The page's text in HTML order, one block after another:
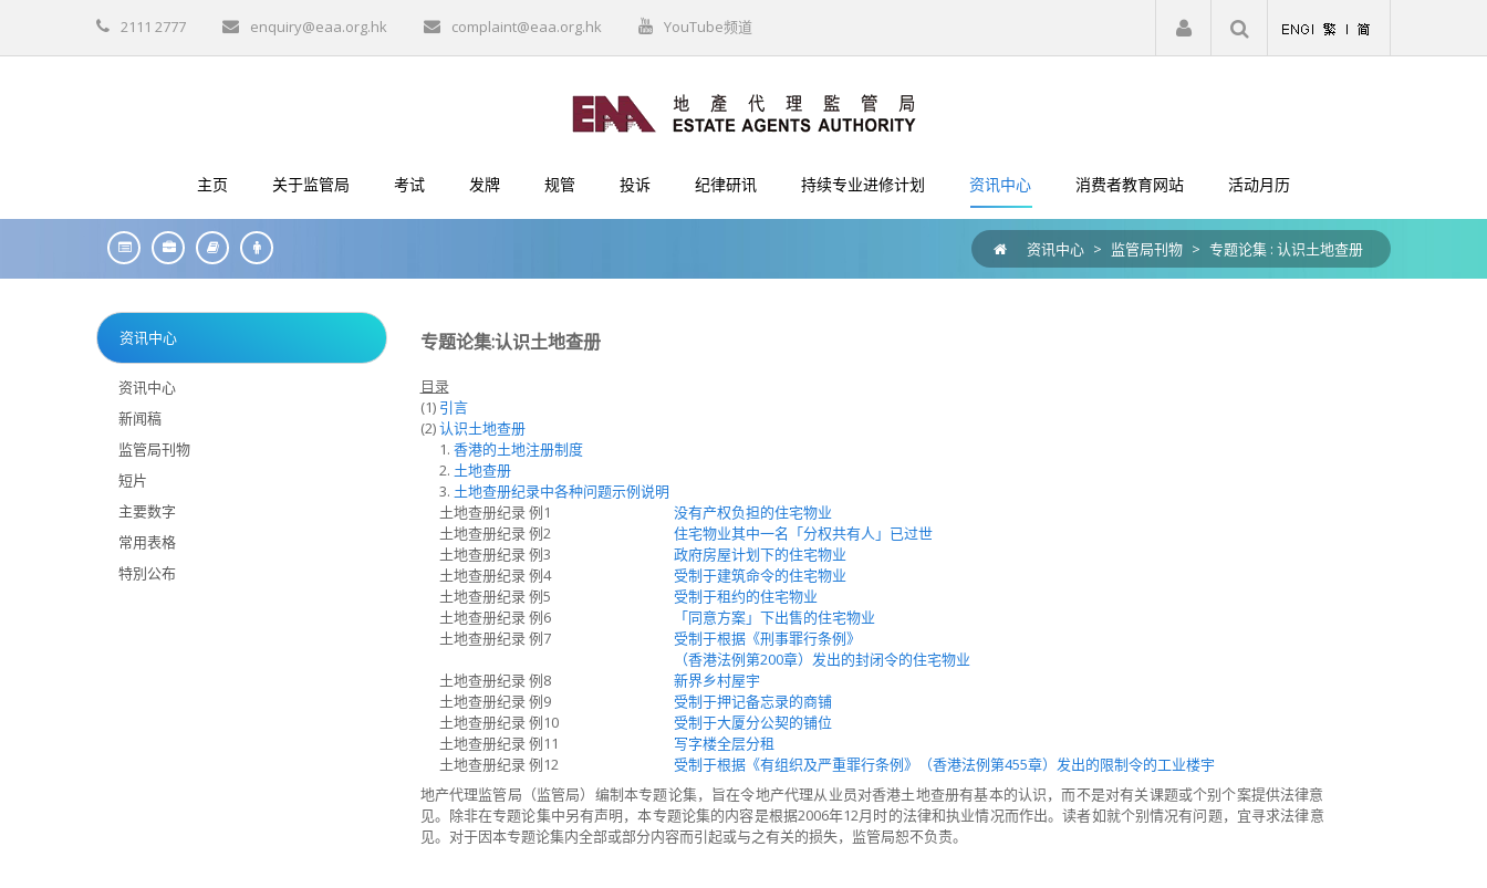
2111 2777 enquiry@eaa.org.hk complaint@eaa.org.hk YouTube频道 注册 登入
主页 关于监管局 考试 发牌 规管 投诉 纪律研讯 持续专业进修计划 资讯中心 消费者教育网站 活动月历
资讯中心 > 监管局刊物 > 专题论集 : 认识土地查册
资讯中心
资讯中心
新闻稿
监管局刊物
短片
主要数字
常用表格
特別公布
专题论集:认识土地查册
目录
(1) 引言
(2)认识土地查册
1. 香港的土地注册制度
2. 土地查册
3. 土地查册纪录中各种问题示例说明
土地查册纪录 例1
没有产权负担的住宅物业
土地查册纪录 例2
住宅物业其中一名「分权共有人」已过世
土地查册纪录 例3
政府房屋计划下的住宅物业
土地查册纪录 例4
受制于建筑命令的住宅物业
土地查册纪录 例5
受制于租约的住宅物业
土地查册纪录 例6
「同意方案」下出售的住宅物业
土地查册纪录 例7
受制于根据《刑事罪行条例》
（香港法例第200章）发出的封闭令的住宅物业
土地查册纪录 例8
新界乡村屋宇
土地查册纪录 例9
受制于押记备忘录的商铺
土地查册纪录 例10
受制于大厦分公契的铺位
土地查册纪录 例11
写字楼全层分租
土地查册纪录 例12
受制于根据《有组织及严重罪行条例》（香港法例第455章）发出的限制令的工业楼宇
地产代理监管局（监管局）编制本专题论集，旨在令地产代理从业员对香港土地查册有基本的认识，而不是对有关课题或个别个案提供法律意
见。除非在专题论集中另有声明，本专题论集的内容是根据2006年12月时的法律和执业情况而作出。读者如就个别情况有问题，宜寻求法律意
见。对于因本专题论集内全部或部分内容而引起或与之有关的损失，监管局恕不负责。